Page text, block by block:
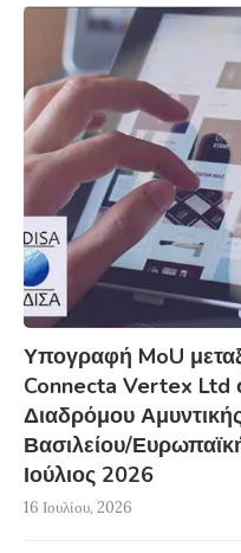
Υπογραφή MoU
Connecta Vertex Ltd
Διαδρόμου
Βασιλείου/
Ιούλιος 2026
16 Ιουλίου, 2026